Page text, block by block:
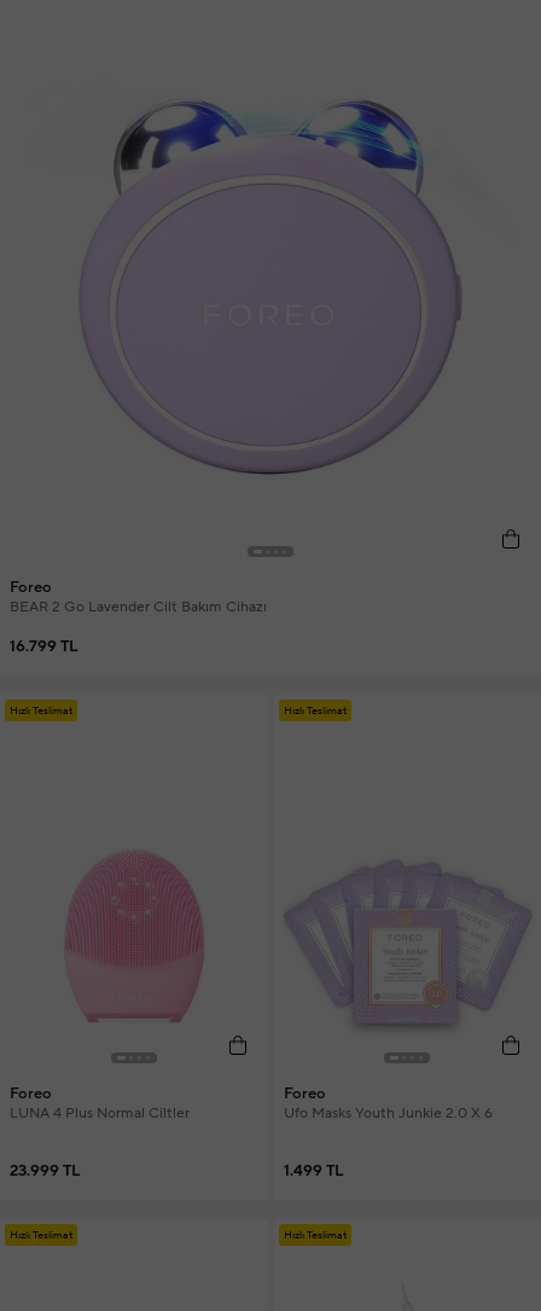
Foreo
BEAR 2 Go Lavender Cilt Bakım Cihazı
16.799 TL
Hızlı Teslimat
Foreo
LUNA 4 Plus Normal Ciltler
23.999 TL
Hızlı Teslimat
Foreo
Ufo Masks Youth Junkie 2.0 X 6
1.499 TL
Hızlı Teslimat Hızlı Teslimat